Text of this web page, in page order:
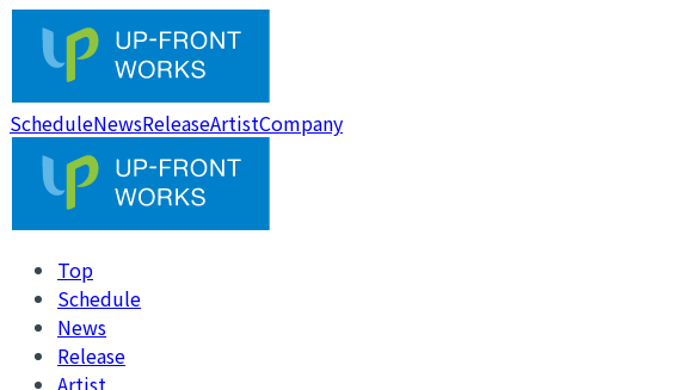
ScheduleNewsReleaseArtistCompany
Top
Schedule
News
Release
Artist